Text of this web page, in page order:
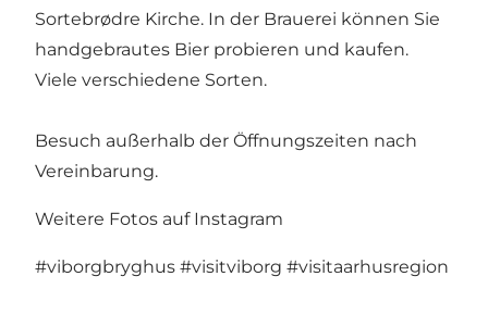
Sortebrødre Kirche. In der Brauerei können Sie
handgebrautes Bier probieren und kaufen.
Viele verschiedene Sorten.
Besuch außerhalb der Öffnungszeiten nach
Vereinbarung.
Weitere Fotos auf Instagram
#viborgbryghus #visitviborg #visitaarhusregion